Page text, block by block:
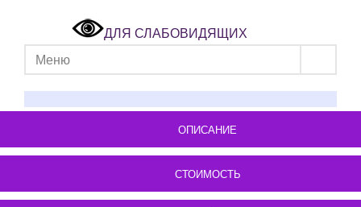
ДЛЯ СЛАБОВИДЯЩИХ
Меню
ОПИСАНИЕ
СТОИМОСТЬ